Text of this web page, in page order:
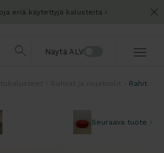
eriä käytettyjä kalusteita
Näytä ALV
Rahit
Seuraava tuote